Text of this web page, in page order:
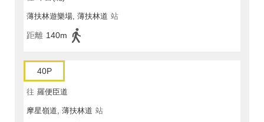
薄扶林遊樂場, 薄扶林道 站
距離 140m
40P
往 羅便臣道
摩星嶺道, 薄扶林道 站